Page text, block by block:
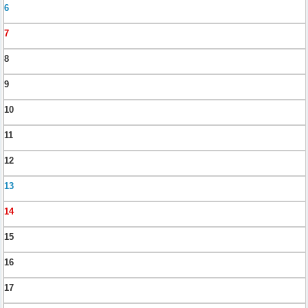
6
7
8
9
10
11
12
13
14
15
16
17